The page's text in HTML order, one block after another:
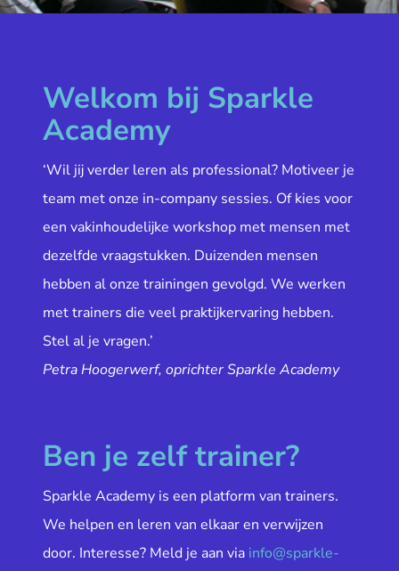
Welkom bij Sparkle
Academy
‘Wil jij verder leren als professional? Motiveer je
team met onze in-company sessies. Of kies voor
een vakinhoudelijke workshop met mensen met
dezelfde vraagstukken. Duizenden mensen
hebben al onze trainingen gevolgd. We werken
met trainers die veel praktijkervaring hebben.
Stel al je vragen.’
Petra Hoogerwerf, oprichter Sparkle Academy
Ben je zelf trainer?
Sparkle Academy is een platform van trainers.
We helpen en leren van elkaar en verwijzen
door. Interesse? Meld je aan via info@sparkle-